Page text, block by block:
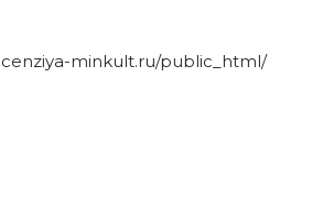
minkult.ru/public_html/